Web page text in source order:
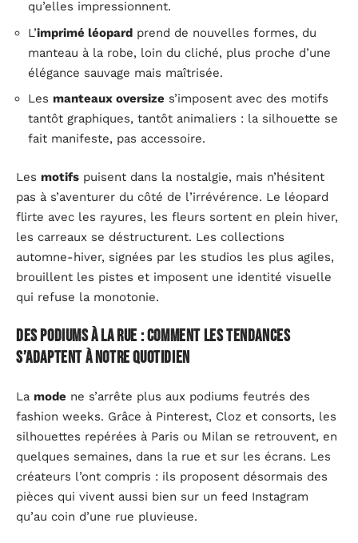
qu’elles impressionnent.
L’imprimé léopard prend de nouvelles formes, du
manteau à la robe, loin du cliché, plus proche d’une
élégance sauvage mais maîtrisée.
Les manteaux oversize s’imposent avec des motifs
tantôt graphiques, tantôt animaliers : la silhouette se
fait manifeste, pas accessoire.
Les motifs puisent dans la nostalgie, mais n’hésitent
pas à s’aventurer du côté de l’irrévérence. Le léopard
flirte avec les rayures, les fleurs sortent en plein hiver,
les carreaux se déstructurent. Les collections
automne-hiver, signées par les studios les plus agiles,
brouillent les pistes et imposent une identité visuelle
qui refuse la monotonie.
Des podiums à la rue : comment les tendances
s’adaptent à notre quotidien
La mode ne s’arrête plus aux podiums feutrés des
fashion weeks. Grâce à Pinterest, Cloz et consorts, les
silhouettes repérées à Paris ou Milan se retrouvent, en
quelques semaines, dans la rue et sur les écrans. Les
créateurs l’ont compris : ils proposent désormais des
pièces qui vivent aussi bien sur un feed Instagram
qu’au coin d’une rue pluvieuse.